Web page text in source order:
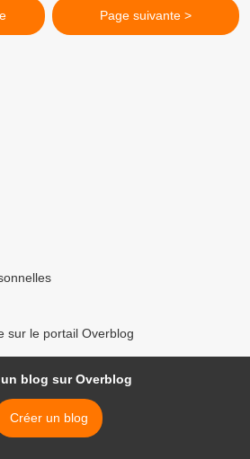
Page suivante >
sur le portail Overblog
un blog sur Overblog
Créer un blog